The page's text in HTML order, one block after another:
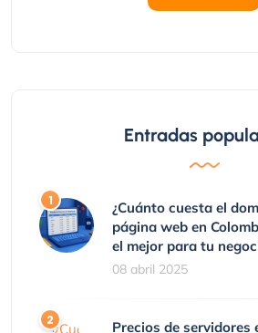
Entradas
¿Cuánto cuesta el
página web en
el mejor para tu
08 abril 2025
Precios de servidores